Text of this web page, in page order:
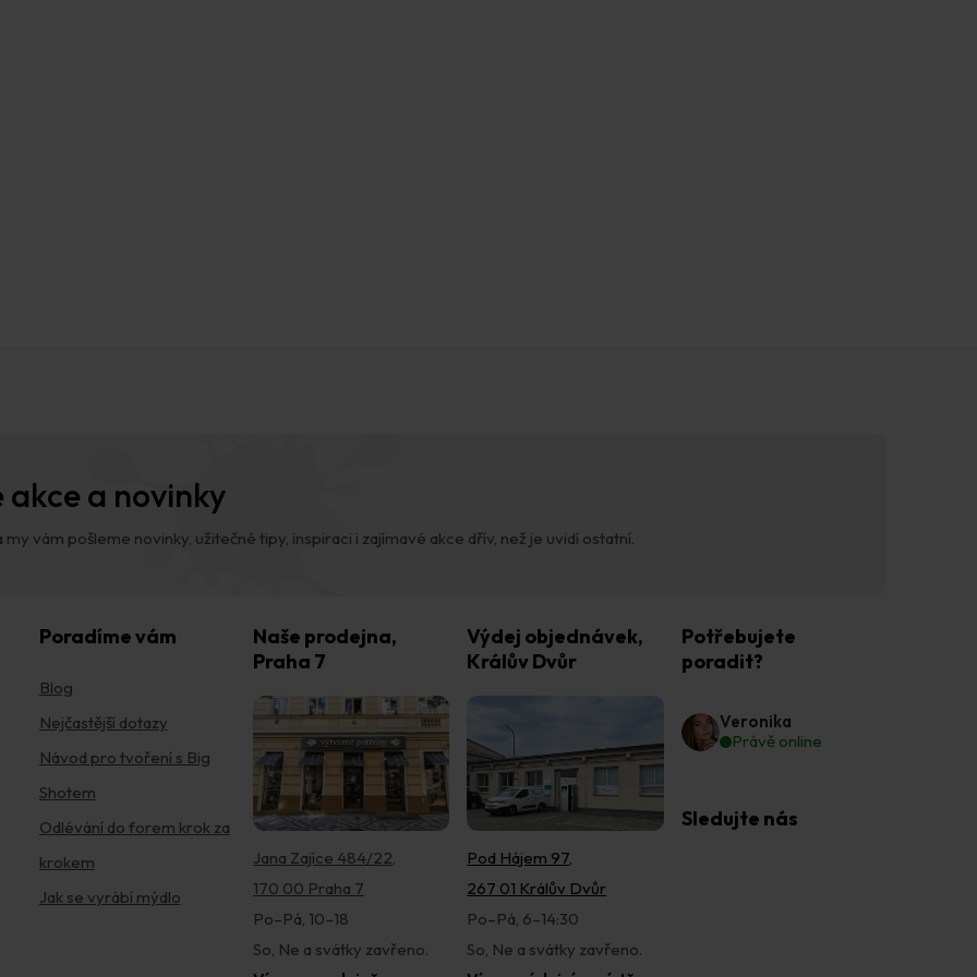
a novinky
vám pošleme novinky, užitečné tipy, inspiraci i zajímavé akce dřív, než je uvidí ostatní.
Poradíme vám
Blog
Nejčastější dotazy
Návod pro tvoření s Big
Shotem
Odlévání do forem krok za
krokem
Jak se vyrábí mýdlo
Naše prodejna,
Praha 7
Jana Zajíce 484/22,
170 00 Praha 7
Po–Pá, 10–18
So, Ne a svátky zavřeno.
Výdej objednávek,
Králův Dvůr
Pod Hájem 97,
267 01 Králův Dvůr
Po–Pá, 6–14:30
So, Ne a svátky zavřeno.
Potřebujete
poradit?
Veronika
Právě online
Sledujte nás